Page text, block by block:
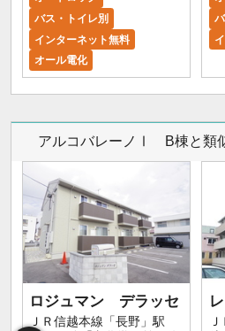
バス・トイレ別
インターネット無料
オール電化
アルコバレーノⅠ B棟と類
ロジュマン デラッセ
ＪＲ信越本線「長野」駅